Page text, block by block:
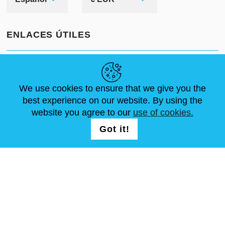
ENLACES ÚTILES
ABOUT USTAMAÑOS ESTÁNDAR
CONTÁCTANOS
SÍGUENOS
REGISTRATION
We use cookies to ensure that we give you the
best experience on our website. By using the
website you agree to our use of cookies.
Got it!